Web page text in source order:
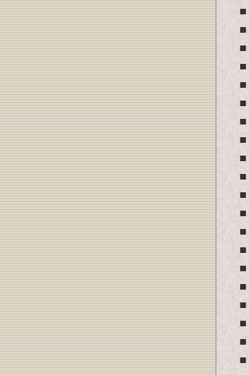
■
■
■
■
■
■
■
■
■
■
■
■
■
■
■
■
■
■
■
■